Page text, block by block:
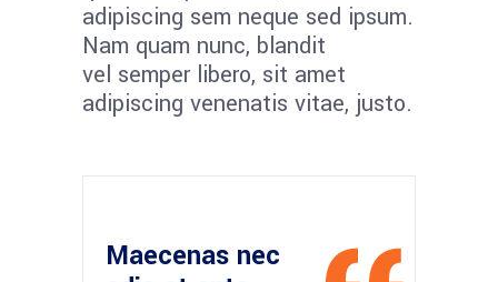
adipiscing sem neque sed ipsum.
Nam quam nunc, blandit
vel semper libero, sit amet
adipiscing venenatis vitae, justo.
Maecenas nec